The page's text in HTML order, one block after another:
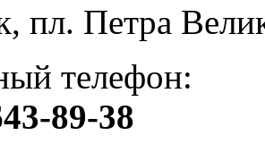
пл. Петра
телефон:
89-38